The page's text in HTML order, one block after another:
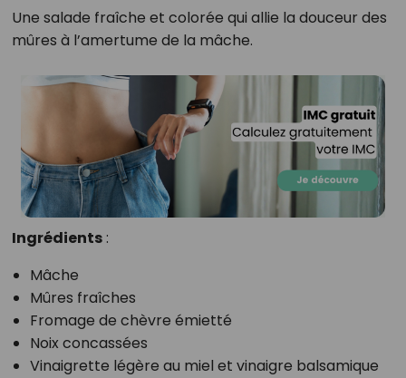
Une salade fraîche et colorée qui allie la douceur des
mûres à l’amertume de la mâche.
Ingrédients:
Mâche
Mûres fraîches
Fromage de chèvre émietté
Noix concassées
Vinaigrette légère au miel et vinaigre balsamique